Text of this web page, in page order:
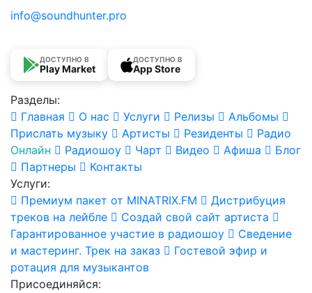
info@soundhunter.pro
ДОСТУПНО В
Play Market
ДОСТУПНО В
App Store
Разделы:
Главная
О нас Услуги Релизы
Альбомы
Прислать музыку
Артисты Резиденты
Радио
Онлайн
Радиошоу Чарт Видео Афиша
Блог
Партнеры
Контакты
Услуги:
Премиум пакет от MINATRIX.FM
Дистрибуция
треков на лейбле
Создай свой сайт артиста
Гарантированное участие в радиошоу
Сведение
и мастеринг. Трек на заказ
Гостевой эфир и
ротация для музыкантов
Присоединяйся: